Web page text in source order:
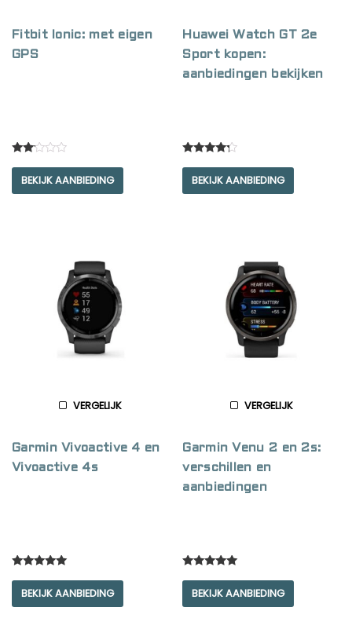
Fitbit Ionic: met eigen
GPS
out
of 5
BEKIJK AANBIEDING
Huawei Watch GT 2e
Sport kopen:
aanbiedingen bekijken
out of 5
BEKIJK AANBIEDING
VERGELIJK
Garmin Vivoactive 4 en
Vivoactive 4s
out of 5
BEKIJK AANBIEDING
VERGELIJK
Garmin Venu 2 en 2s:
verschillen en
aanbiedingen
out of 5
BEKIJK AANBIEDING